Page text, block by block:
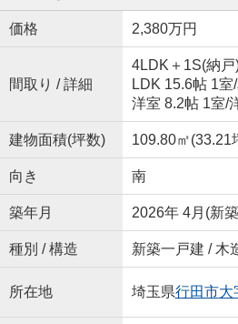
価格 2,380万円
間取り / 詳細
4LDK＋1S(納戸
LDK 15.6帖 1室/
洋室 8.2帖 1室/
建物面積(坪数) 109.80㎡(33.21
向き 南
築年月 2026年 4月(新
種別 / 構造 新築一戸建 / 木
所在地 埼玉県行田市大